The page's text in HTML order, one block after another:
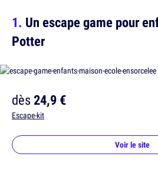
Un escape game pour
Potter
dès24,9 €
Escape-kit
Voir le site